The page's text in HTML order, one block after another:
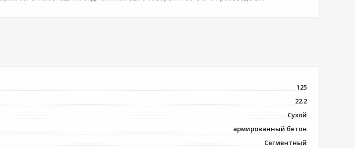
125
22.2
Сухой
армированный бетон
Сегментный